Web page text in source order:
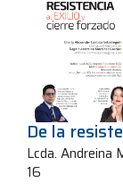
De la
Lcda. Andreina
16